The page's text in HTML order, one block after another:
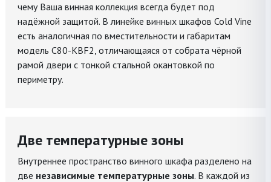
чему Ваша винная коллекция всегда будет под
надёжной защитой. В линейке винных шкафов Cold Vine
есть аналогичная по вместительности и габаритам
модель C80-KBF2, отличающаяся от собрата чёрной
рамой двери с тонкой стальной окантовкой по
периметру.
Две температурные зоны
Внутреннее пространство винного шкафа разделено на
две независимые температурные зоны. В каждой из